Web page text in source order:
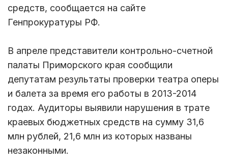
средств, сообщается на сайте
Генпрокуратуры РФ.
В апреле представители контрольно-счетной
палаты Приморского края сообщили
депутатам результаты проверки театра оперы
и балета за время его работы в 2013-2014
годах. Аудиторы выявили нарушения в трате
краевых бюджетных средств на сумму 31,6
млн рублей, 21,6 млн из которых названы
незаконными.